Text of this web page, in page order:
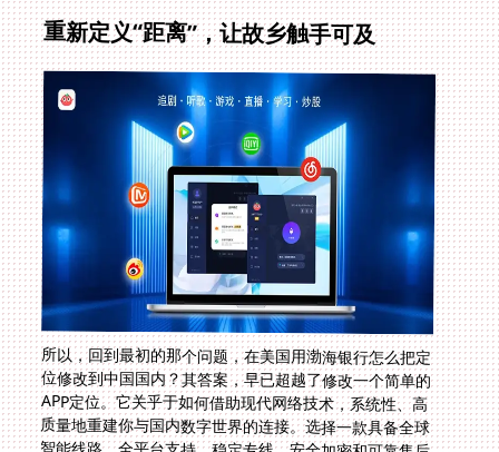
重新定义“距离”，让故乡触手可及
所以，回到最初的那个问题，在美国用渤海银行怎么把定
位修改到中国国内？其答案，早已超越了修改一个简单的
APP定位。它关乎于如何借助现代网络技术，系统性、高
质量地重建你与国内数字世界的连接。选择一款具备全球
智能线路、全平台支持、稳定专线、安全加密和可靠售后
保障的回国加速器，就是选择了一种没有隔阂的生活方
式。它帮你抹去的不仅是地理上的距离，更是文化、娱乐
和情感上的疏离。当渤海银行的账户余额清晰可见，当熟
悉的旋律在耳边响起，当国内的影视游戏与世界同步，那
份漂泊感便会被浓浓的熟悉与温暖所替代。故乡，从来都